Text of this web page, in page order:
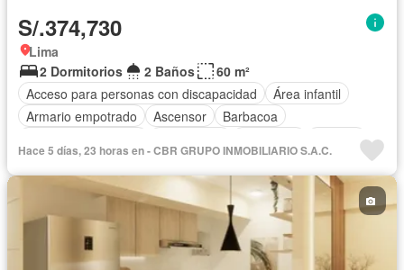
S/.374,730
Lima
2 Dormitorios
2 Baños
60 m²
Acceso para personas con discapacidad
Área infantil
Armario empotrado
Ascensor
Barbacoa
Vista panorámica
Parcialmente amoblado
Hace 5 días, 23 horas en - CBR GRUPO INMOBILIARIO S.A.C.